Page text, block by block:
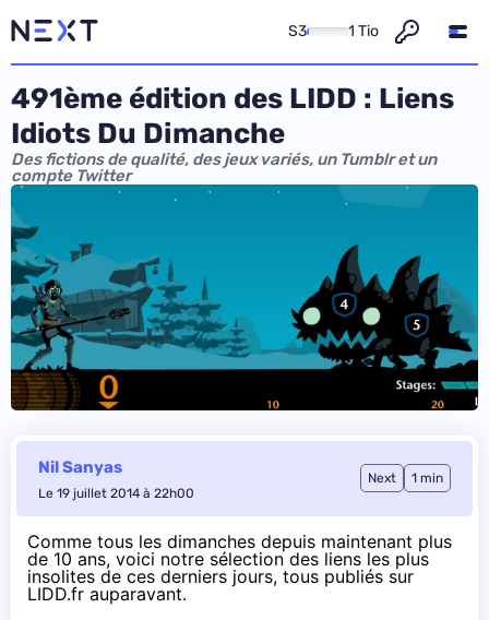
S3 1 Tio
491ème édition des LIDD : Liens
Idiots Du Dimanche
Des fictions de qualité, des jeux variés, un Tumblr et un
compte Twitter
Nil Sanyas
Le 19 juillet 2014 à 22h00
Next 1 min
Comme tous les dimanches depuis maintenant plus
de 10 ans, voici notre sélection des liens les plus
insolites de ces derniers jours, tous publiés sur
LIDD.fr auparavant.